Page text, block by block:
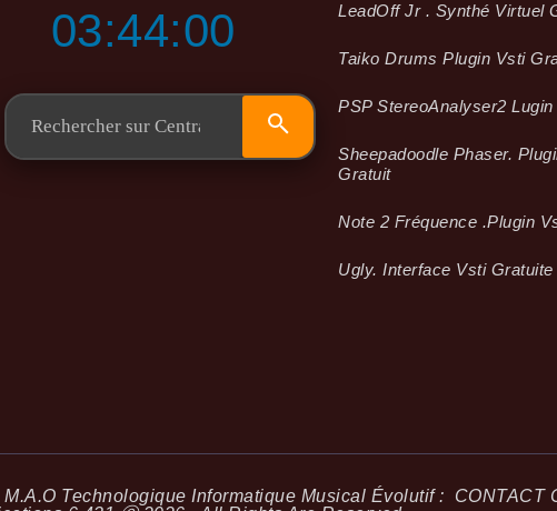
03:44:01 LeadOff Jr . Synthé Virtuel
Taiko Drums Plugin Vsti
PSP StereoAnalyser2
Sheepadoodle Phaser.
Gratuit
Note 2 Fréquence .plugin
Ugly. Interface Vsti Gratuite
Technologique Informatique Musical Évolutif : CONTACT